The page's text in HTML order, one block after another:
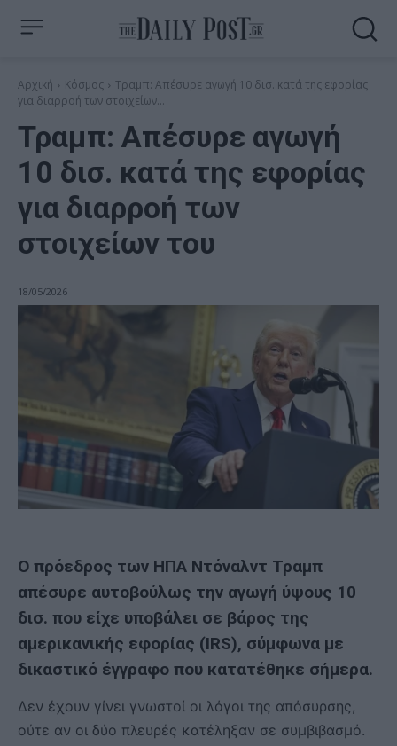
Αρχική Κόσμος
Τραμπ: Απέσυρε αγωγή 10 δισ. κατά της εφορίας
για διαρροή των στοιχείων...
Τραμπ: Απέσυρε αγωγή
10 δισ. κατά της εφορίας
για διαρροή των
στοιχείων του
18/05/2026
Ο πρόεδρος των ΗΠΑ Ντόναλντ Τραμπ
απέσυρε αυτοβούλως την αγωγή ύψους 10
δισ. που είχε υποβάλει σε βάρος της
αμερικανικής εφορίας (IRS), σύμφωνα με
δικαστικό έγγραφο που κατατέθηκε σήμερα.
Δεν έχουν γίνει γνωστοί οι λόγοι της απόσυρσης,
ούτε αν οι δύο πλευρές κατέληξαν σε συμβιβασμό.